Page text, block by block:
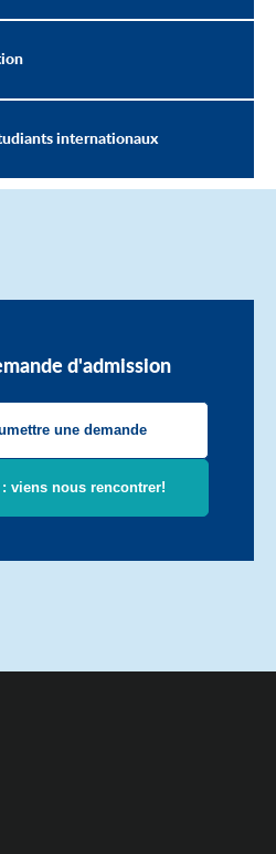
internationaux
d'admission
une demande
viens nous rencontrer!